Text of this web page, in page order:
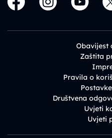
Obavijest
Zaštita
Pravila o
Društvena
Uvjeti
Uvjeti